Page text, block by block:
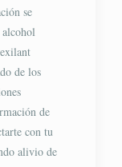
se
de los
de
con tu
alivio de